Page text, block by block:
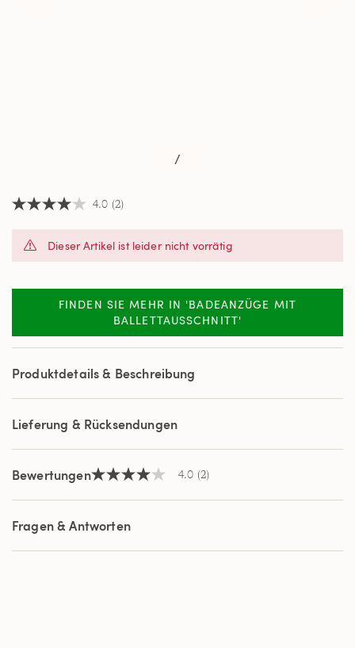
/
4.0
Sternen,
Bewertung.
Link
auf
Seite.
4.0 (2)
Dieser Artikel ist leider nicht vorrätig
FINDEN SIE MEHR IN 'BADEANZÜGE MIT
BALLETTAUSSCHNITT'
Produktdetails & Beschreibung
Lieferung & Rücksendungen
Bewertungen4.0
5
Sternen,
Durchschnittswert
Bewertung.
4.0 (2)
Fragen & Antworten